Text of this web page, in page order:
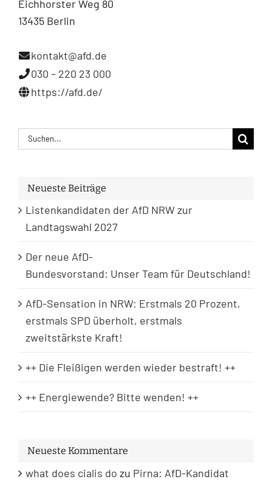
Eichhorster Weg 80
13435 Berlin
kontakt@afd.de
030 – 220 23 000
https://afd.de/
Suche
nach:
Neueste Beiträge
Listenkandidaten der AfD NRW zur
Landtagswahl 2027
Der neue AfD-
Bundesvorstand: Unser Team für Deutschland!
AfD-Sensation in NRW: Erstmals 20 Prozent,
erstmals SPD überholt, erstmals
zweitstärkste Kraft!
++ Die Fleißigen werden wieder bestraft! ++
++ Energiewende? Bitte wenden! ++
Neueste Kommentare
what does cialis do zu Pirna: AfD-Kandidat